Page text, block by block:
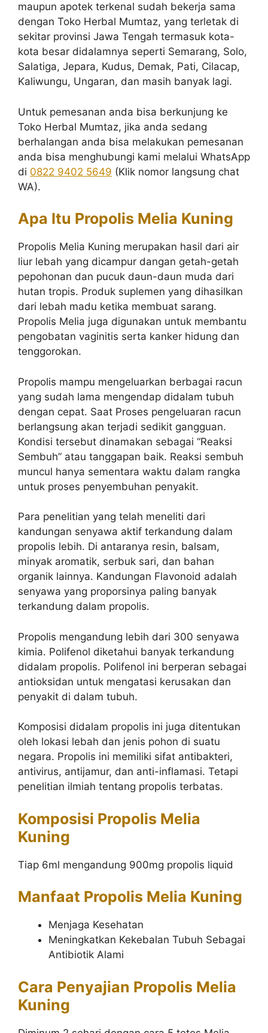
maupun apotek terkenal sudah bekerja sama
dengan Toko Herbal Mumtaz, yang terletak di
sekitar provinsi Jawa Tengah termasuk kota-
kota besar didalamnya seperti Semarang, Solo,
Salatiga, Jepara, Kudus, Demak, Pati, Cilacap,
Kaliwungu, Ungaran, dan masih banyak lagi.
Untuk pemesanan anda bisa berkunjung ke
Toko Herbal Mumtaz, jika anda sedang
berhalangan anda bisa melakukan pemesanan
anda bisa menghubungi kami melalui WhatsApp
di 0822 9402 5649 (Klik nomor langsung chat
WA).
Apa Itu Propolis Melia Kuning
Propolis Melia Kuning merupakan hasil dari air
liur lebah yang dicampur dangan getah-getah
pepohonan dan pucuk daun-daun muda dari
hutan tropis. Produk suplemen yang dihasilkan
dari lebah madu ketika membuat sarang.
Propolis Melia juga digunakan untuk membantu
pengobatan vaginitis serta kanker hidung dan
tenggorokan.
Propolis mampu mengeluarkan berbagai racun
yang sudah lama mengendap didalam tubuh
dengan cepat. Saat Proses pengeluaran racun
berlangsung akan terjadi sedikit gangguan.
Kondisi tersebut dinamakan sebagai “Reaksi
Sembuh” atau tanggapan baik. Reaksi sembuh
muncul hanya sementara waktu dalam rangka
untuk proses penyembuhan penyakit.
Para penelitian yang telah meneliti dari
kandungan senyawa aktif terkandung dalam
propolis lebih. Di antaranya resin, balsam,
minyak aromatik, serbuk sari, dan bahan
organik lainnya. Kandungan Flavonoid adalah
senyawa yang proporsinya paling banyak
terkandung dalam propolis.
Propolis mengandung lebih dari 300 senyawa
kimia. Polifenol diketahui banyak terkandung
didalam propolis. Polifenol ini berperan sebagai
antioksidan untuk mengatasi kerusakan dan
penyakit di dalam tubuh.
Komposisi didalam propolis ini juga ditentukan
oleh lokasi lebah dan jenis pohon di suatu
negara. Propolis ini memiliki sifat antibakteri,
antivirus, antijamur, dan anti-inflamasi. Tetapi
penelitian ilmiah tentang propolis terbatas.
Komposisi Propolis Melia
Kuning
Tiap 6ml mengandung 900mg propolis liquid
Manfaat Propolis Melia Kuning
Menjaga Kesehatan
Meningkatkan Kekebalan Tubuh Sebagai
Antibiotik Alami
Cara Penyajian Propolis Melia
Kuning